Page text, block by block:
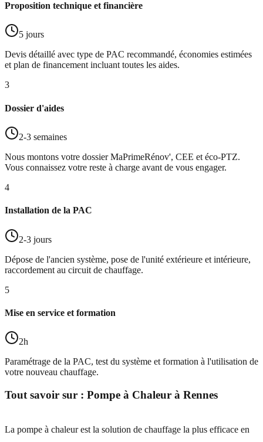
Proposition technique et financière
5 jours
Devis détaillé avec type de PAC recommandé, économies estimées
et plan de financement incluant toutes les aides.
3
Dossier d'aides
2-3 semaines
Nous montons votre dossier MaPrimeRénov', CEE et éco-PTZ.
Vous connaissez votre reste à charge avant de vous engager.
4
Installation de la PAC
2-3 jours
Dépose de l'ancien système, pose de l'unité extérieure et intérieure,
raccordement au circuit de chauffage.
5
Mise en service et formation
2h
Paramétrage de la PAC, test du système et formation à l'utilisation de
votre nouveau chauffage.
Tout savoir sur : Pompe à Chaleur à Rennes
La pompe à chaleur est la solution de chauffage la plus efficace en